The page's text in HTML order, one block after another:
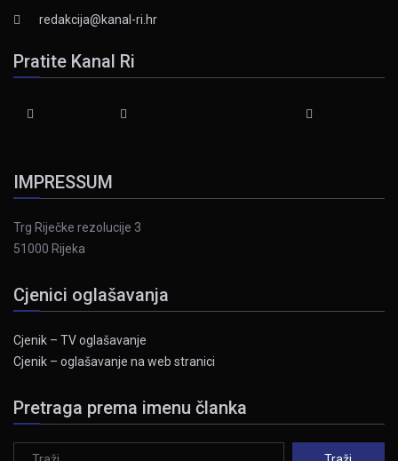
redakcija@kanal-ri.hr
Pratite Kanal Ri
IMPRESSUM
Trg Riječke rezolucije 3
51000 Rijeka
Cjenici oglašavanja
Cjenik – TV oglašavanje
Cjenik – oglašavanje na web stranici
Pretraga prema imenu članka